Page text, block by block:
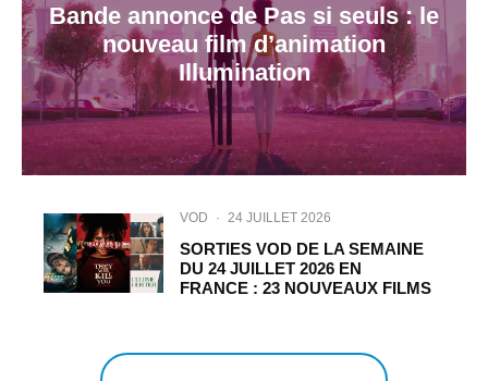
Bande annonce de Pas si seuls : le
nouveau film d’animation
Illumination
VOD · 24 JUILLET 2026
SORTIES VOD DE LA SEMAINE
DU 24 JUILLET 2026 EN
FRANCE : 23 NOUVEAUX FILMS